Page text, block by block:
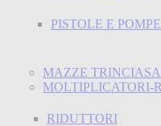
PISTOLE E
MAZZE
MOLTIPLICATORI-
RIDUTTORI